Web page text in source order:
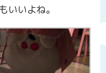
いいよね。